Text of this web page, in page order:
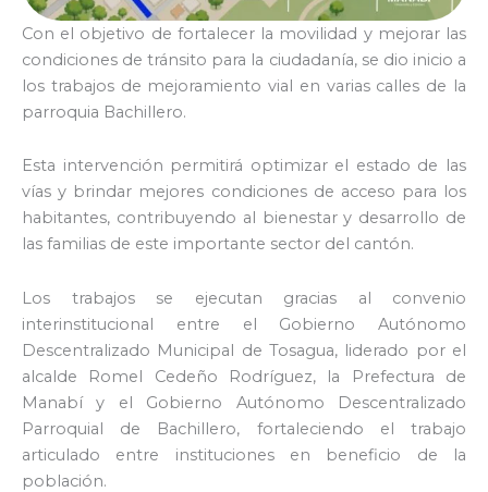
Con el objetivo de fortalecer la movilidad y mejorar las
condiciones de tránsito para la ciudadanía, se dio inicio a
los trabajos de mejoramiento vial en varias calles de la
parroquia Bachillero.
Esta intervención permitirá optimizar el estado de las
vías y brindar mejores condiciones de acceso para los
habitantes, contribuyendo al bienestar y desarrollo de
las familias de este importante sector del cantón.
Los trabajos se ejecutan gracias al convenio
interinstitucional entre el Gobierno Autónomo
Descentralizado Municipal de Tosagua, liderado por el
alcalde Romel Cedeño Rodríguez, la Prefectura de
Manabí y el Gobierno Autónomo Descentralizado
Parroquial de Bachillero, fortaleciendo el trabajo
articulado entre instituciones en beneficio de la
población.